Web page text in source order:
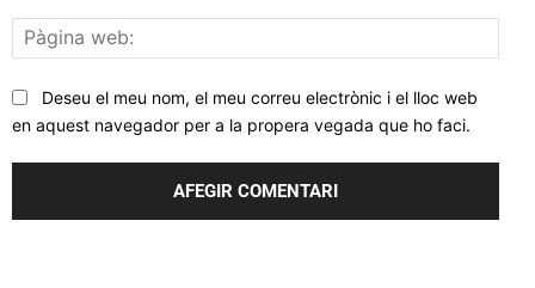
web:
Deseu el meu nom, el meu correu electrònic i el lloc web
en aquest navegador per a la propera vegada que ho faci.